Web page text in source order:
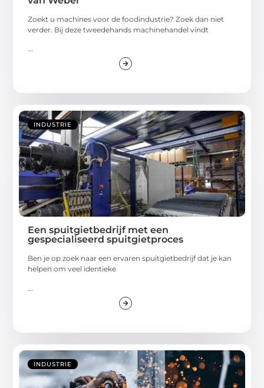
Zoekt u machines voor de foodindustrie? Zoek dan niet
verder. Bij deze tweedehands machinehandel vindt
...
INDUSTRIE
Een spuitgietbedrijf met een
gespecialiseerd spuitgietproces
Ben je op zoek naar een ervaren spuitgietbedrijf dat je kan
helpen om veel identieke
INDUSTRIE